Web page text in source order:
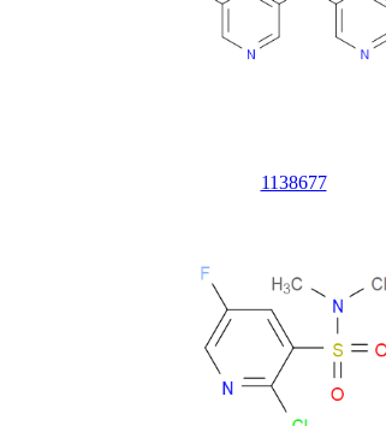
1138677